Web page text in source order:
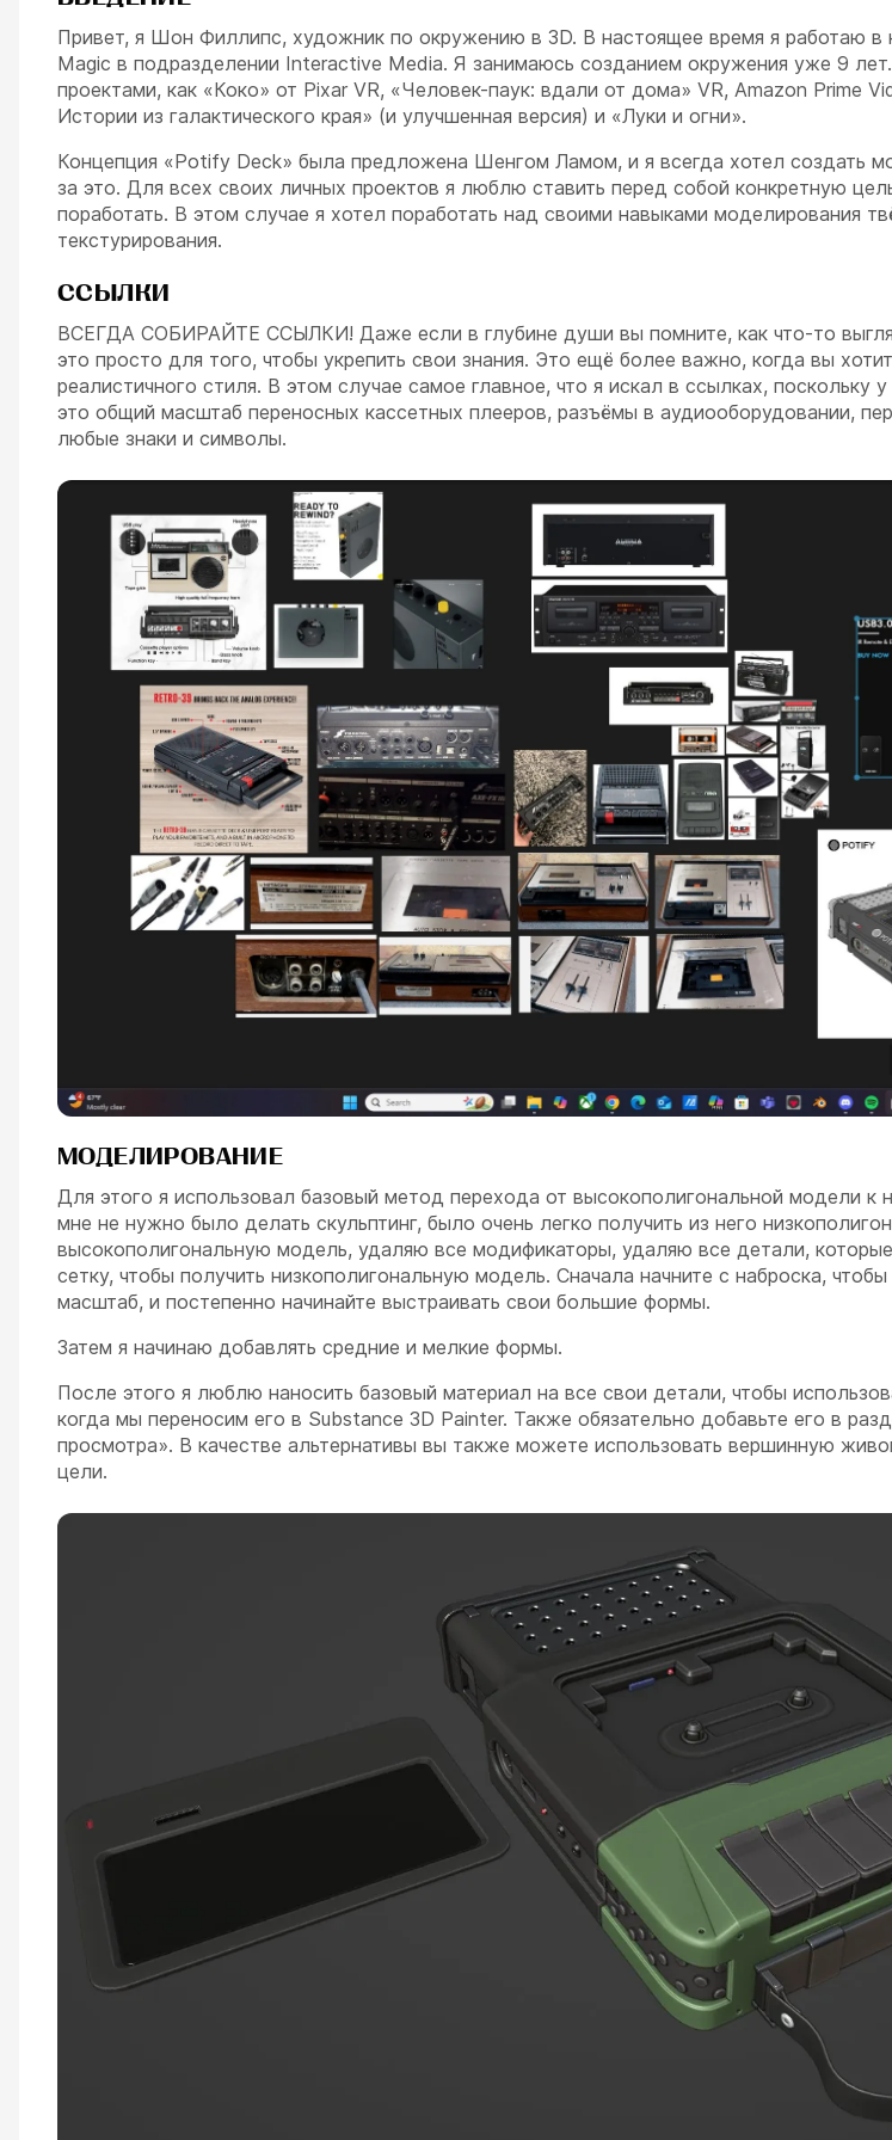
Привет, я Шон Филлипс, художник по окружению в 3D. В настоящее время я работаю в
Magic в подразделении Interactive Media. Я занимаюсь созданием окружения уже 9
проектами, как «Коко» от Pixar VR, «Человек-паук: вдали от дома» VR, Amazon Prime
Истории из галактического края» (и улучшенная версия) и «Луки и огни».
Концепция «Potify Deck» была предложена Шенгом Ламом, и я всегда хотел создать
за это. Для всех своих личных проектов я люблю ставить перед собой конкретную
поработать. В этом случае я хотел поработать над своими навыками моделирования
текстурирования.
ССЫЛКИ
ВСЕГДА СОБИРАЙТЕ ССЫЛКИ! Даже если в глубине души вы помните, как что-то
это просто для того, чтобы укрепить свои знания. Это ещё более важно, когда вы
реалистичного стиля. В этом случае самое главное, что я искал в ссылках,
это общий масштаб переносных кассетных плееров, разъёмы в аудиооборудовании,
любые знаки и символы.
МОДЕЛИРОВАНИЕ
Для этого я использовал базовый метод перехода от высокополигональной модели к
мне не нужно было делать скульптинг, было очень легко получить из него
высокополигональную модель, удаляю все модификаторы, удаляю все детали,
сетку, чтобы получить низкополигональную модель. Сначала начните с наброска,
масштаб, и постепенно начинайте выстраивать свои большие формы.
Затем я начинаю добавлять средние и мелкие формы.
После этого я люблю наносить базовый материал на все свои детали, чтобы
когда мы переносим его в Substance 3D Painter. Также обязательно добавьте его в
просмотра». В качестве альтернативы вы также можете использовать вершинную
цели.